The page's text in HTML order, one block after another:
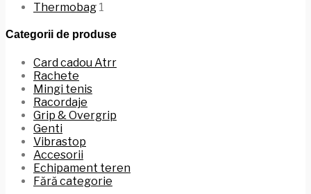
Thermobag 1
Categorii de produse
Card cadou Atrr
Rachete
Mingi tenis
Racordaje
Grip & Overgrip
Genti
Vibrastop
Accesorii
Echipament teren
Fără categorie